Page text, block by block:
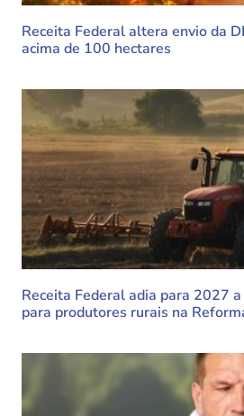
Receita Federal altera envio da
acima de 100 hectares
Receita Federal adia para 2027 a
para produtores rurais na